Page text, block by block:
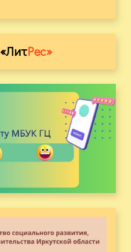
«ЛитРес»